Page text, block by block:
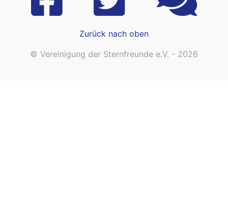
Zurück nach oben
© Vereinigung der Sternfreunde e.V. - 2026